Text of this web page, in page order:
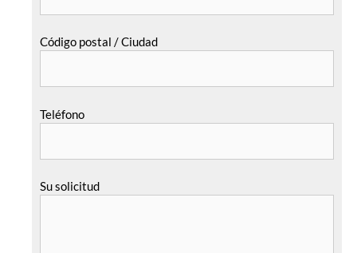
Código postal / Ciudad
Teléfono
Su solicitud